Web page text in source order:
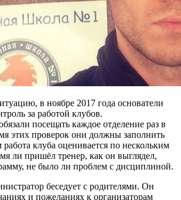
в ноябре 2017 года основатели
за работой клубов.
посещать каждое отделение раз в
этих проверок они должны заполнить
работа клуба оценивается по нескольким
ли пришёл тренер, как он выглядел,
не было ли проблем с дисциплиной.
беседует с родителями. Он
и пожеланиях к организаторам